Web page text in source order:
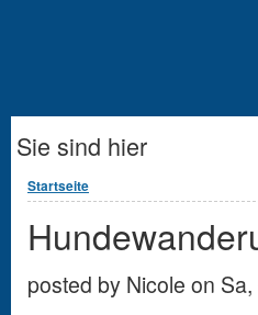
Sie sind hier
Startseite
posted by Nicole on